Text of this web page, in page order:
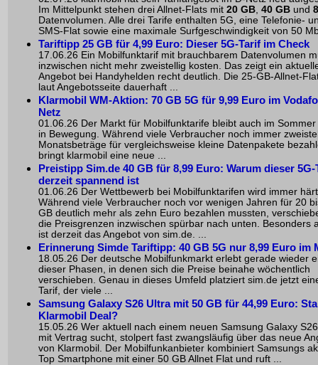
Im Mittelpunkt stehen drei Allnet-Flats mit 20 GB 40 GB und
Datenvolumen. Alle drei Tarife enthalten 5G, eine Telefonie-
SMS-Flat sowie eine maximale Surfgeschwindigkeit von 50
Tariftipp 25 GB für 4,99 Euro: Dieser 5G-Tarif im Check
17.06.26 Ein Mobilfunktarif mit brauchbarem Datenvolumen
inzwischen nicht mehr zweistellig kosten. Das zeigt ein
Angebot bei Handyhelden recht deutlich. Die 25-GB-Allnet-
laut Angebotsseite dauerhaft ...
Klarmobil WM-Aktion: 70 GB 5G für 9,99 Euro im
Netz
01.06.26 Der Markt für Mobilfunktarife bleibt auch im
in Bewegung. Während viele Verbraucher noch immer
Monatsbeträge für vergleichsweise kleine Datenpakete
bringt klarmobil eine neue ...
Preistipp Sim.de 40 GB für 8,99 Euro: Warum dieser 5G-
derzeit spannend ist
01.06.26 Der Wettbewerb bei Mobilfunktarifen wird immer
Während viele Verbraucher noch vor wenigen Jahren für 20
GB deutlich mehr als zehn Euro bezahlen mussten,
die Preisgrenzen inzwischen spürbar nach unten. Besonders
ist derzeit das Angebot von sim.de. ...
Erinnerung Simde Tariftipp: 40 GB 5G nur 8,99 Euro im
18.05.26 Der deutsche Mobilfunkmarkt erlebt gerade wieder
dieser Phasen, in denen sich die Preise beinahe wöchentlich
verschieben. Genau in dieses Umfeld platziert sim.de jetzt
Tarif, der viele ...
Samsung Galaxy S26 Ultra mit 50 GB für 44,99 Euro:
Klarmobil Deal?
15.05.26 Wer aktuell nach einem neuen Samsung Galaxy
mit Vertrag sucht, stolpert fast zwangsläufig über das neue
von Klarmobil. Der Mobilfunkanbieter kombiniert Samsungs
Top Smartphone mit einer 50 GB Allnet Flat und ruft ...